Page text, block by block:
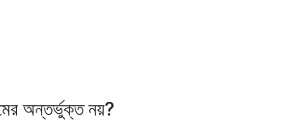
অন্তর্ভুক্ত নয়?